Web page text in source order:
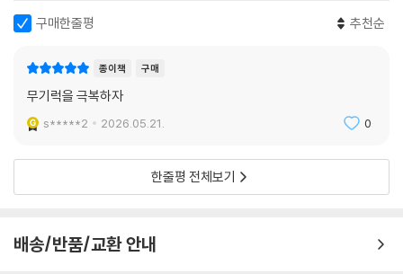
구매한줄평 추천순
종이책 구매
무기럭을 극복하자
s*****2 2026.05.21. 0
한줄평 전체보기
배송/반품/교환 안내